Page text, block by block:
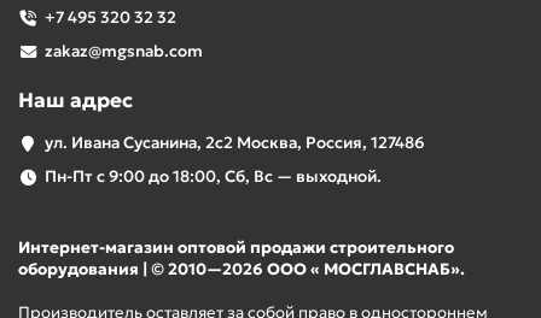
+7 495 320 32 32
zakaz@mgsnab.com
Наш адрес
ул. Ивана Сусанина, 2с2 Москва, Россия, 127486
Пн-Пт с 9:00 до 18:00, Сб, Вс — выходной.
Интернет-магазин оптовой продажи строительного
оборудования | © 2010—2026 ООО « МОСГЛАВСНАБ».
Производитель оставляет за собой право в одностороннем